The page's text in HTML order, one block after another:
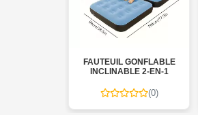
ANNEAU DE
GYMNASTIQUE
POLYURÉTHANE